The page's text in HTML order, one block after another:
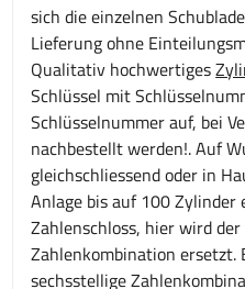
sich die einzelnen
Lieferung ohne
Qualitativ hochwertiges
Schlüssel mit
Schlüsselnummer auf, bei
nachbestellt werden!. Auf
gleichschliessend oder in
Anlage bis auf 100 Zylinder
Zahlenschloss, hier wird
Zahlenkombination ersetzt.
sechsstellige